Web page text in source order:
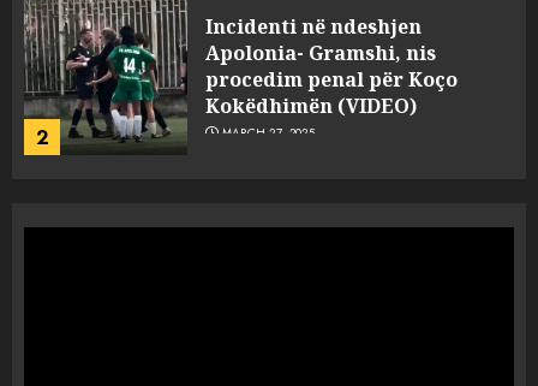
2
Incidenti në ndeshjen
Apolonia- Gramshi, nis
procedim penal për Koço
Kokëdhimën (VIDEO)
MARCH 27, 2025